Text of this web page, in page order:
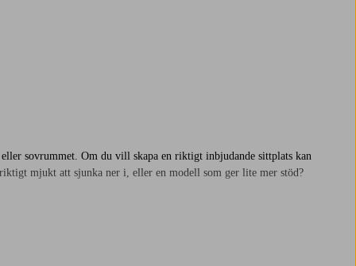
sovrummet. Om du vill skapa en riktigt inbjudande sittplats kan
mjukt att sjunka ner i, eller en modell som ger lite mer stöd?